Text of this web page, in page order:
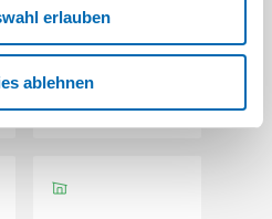
erlauben
ablehnen
FEST.00789